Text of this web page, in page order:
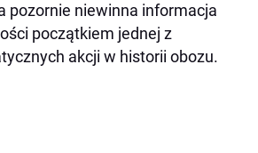
pozornie niewinna informacja
początkiem jednej z
akcji w historii obozu.